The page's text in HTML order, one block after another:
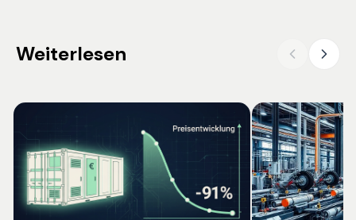
Weiterlesen